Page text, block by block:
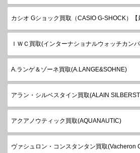
カシオ Gショック買取（CASIO G-SHOCK）【
ＩＷＣ買取(インターナショナルウォッチカンパ
A.ランゲ＆ゾーネ買取(A.LANGE&SOHNE)
アラン・シルベスタイン買取(ALAIN
アクアノウティック買取(AQUANAUTIC)
ヴァシュロン・コンスタンタン買取(Vacheron